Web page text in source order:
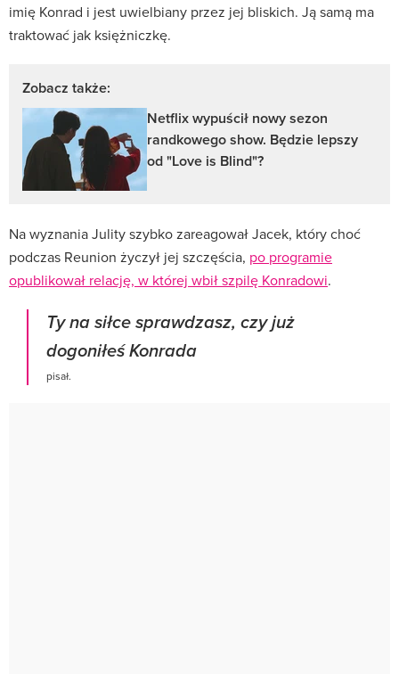
imię Konrad i jest uwielbiany przez jej bliskich. Ją samą ma
traktować jak księżniczkę.
Zobacz także:
Netflix wypuścił nowy sezon
randkowego show. Będzie lepszy
od "Love is Blind"?
Na wyznania Julity szybko zareagował Jacek, który choć
podczas Reunion życzył jej szczęścia, po programie
opublikował relację, w której wbił szpilę Konradowi.
Ty na siłce sprawdzasz, czy już
dogoniłeś Konrada
pisał.